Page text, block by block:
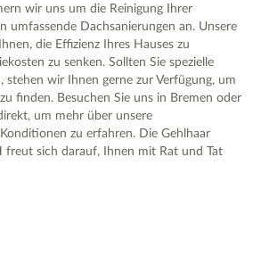
wir uns um die Reinigung Ihrer
umfassende Dachsanierungen an. Unsere
die Effizienz Ihres Hauses zu
zu senken. Sollten Sie spezielle
stehen wir Ihnen gerne zur Verfügung, um
finden. Besuchen Sie uns in Bremen oder
um mehr über unsere
zu erfahren. Die Gehlhaar
freut sich darauf, Ihnen mit Rat und Tat